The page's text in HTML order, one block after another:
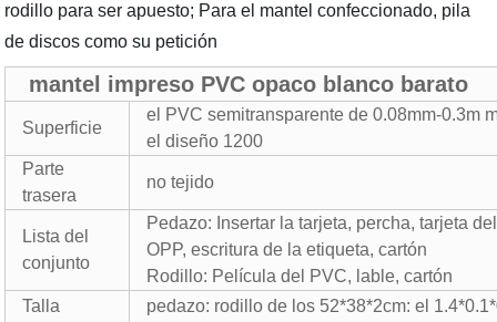
rodillo para ser apuesto; Para el mantel confeccionado, pila
de discos como su petición
mantel impreso PVC opaco blanco barato
Superficie
el PVC semitransparente de 0.08mm-0.3m
el diseño 1200
Parte
trasera
no tejido
Lista del
conjunto
Pedazo: Insertar la tarjeta, percha, tarjeta
OPP, escritura de la etiqueta, cartón
Rodillo: Película del PVC, lable, cartón
Talla
pedazo: rodillo de los 52*38*2cm: el